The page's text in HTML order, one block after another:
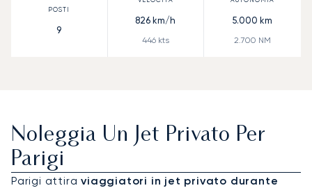
9
826 km/h
446kts
5.000 km
2.700 NM
Noleggia Un Jet Privato Per
Parigi
Parigi attiraviaggiatori in jet privato durante